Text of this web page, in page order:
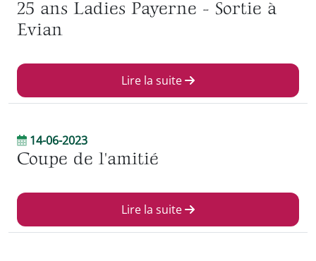
25 ans Ladies Payerne - Sortie à
Evian
Lire la suite
14-06-2023
Coupe de l'amitié
Lire la suite